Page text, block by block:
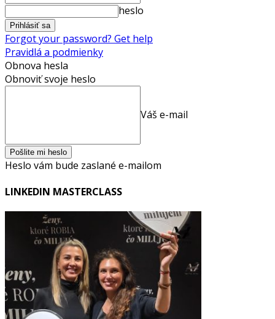
heslo
Forgot your password? Get help
Pravidlá a podmienky
Obnova hesla
Obnoviť svoje heslo
Váš e-mail
Heslo vám bude zaslané e-mailom
LINKEDIN MASTERCLASS